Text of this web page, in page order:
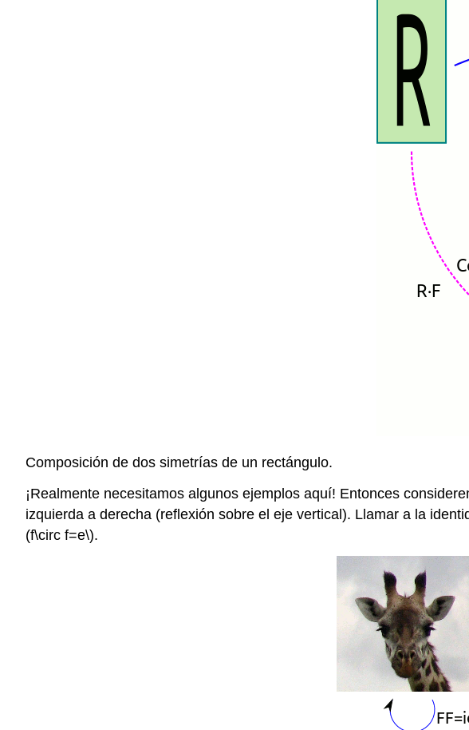
Composición de dos simetrías de un rectángulo.
¡Realmente necesitamos algunos ejemplos aquí! Entonces
izquierda a derecha (reflexión sobre el eje vertical). Llamar a la
(f\circ f=e\).